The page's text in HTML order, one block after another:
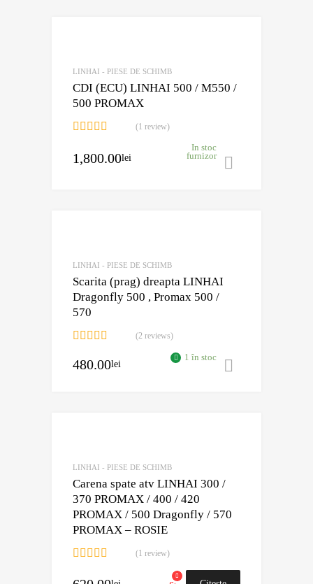
LINHAI - PIESE DE SCHIMB
CDI (ECU) LINHAI 500 / M550 /
500 PROMAX
5.00din 5
(1 review)
1,800.00lei
In stoc
furnizor
LINHAI - PIESE DE SCHIMB
Scarita (prag) dreapta LINHAI
Dragonfly 500 , Promax 500 /
570
5.00din 5
(2 reviews)
480.00lei
1 în stoc
LINHAI - PIESE DE SCHIMB
Carena spate atv LINHAI 300 /
370 PROMAX / 400 / 420
PROMAX / 500 Dragonfly / 570
PROMAX – ROSIE
5.00din 5
(1 review)